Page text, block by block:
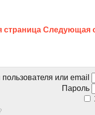
Следующая
или email
Пароль